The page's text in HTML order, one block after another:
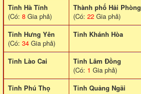
Tỉnh Hà Tĩnh
(Có: 8 Gia phả)
Thành phố Hải Phòng
(Có: 22 Gia phả)
Tỉnh Hưng Yên
(Có: 34 Gia phả)
Tỉnh Khánh Hòa
Tỉnh Lào Cai
Tỉnh Lâm Đồng
(Có: 1 Gia phả)
Tỉnh Phú Thọ
Tỉnh Quảng Ngãi